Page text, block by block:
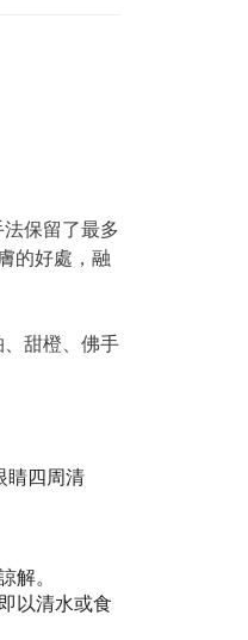
保留了最多
的好處，融
甜橙、佛手
睛四周清
解。
以清水或食